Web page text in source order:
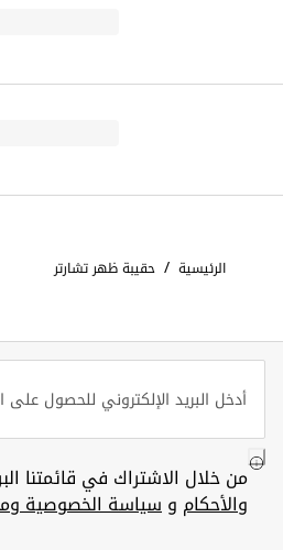
الرئيسية / حقيبة ظهر تشارتر
من خلال الاشتراك في قائمتنا
والأحكام وسياسة الخصوصية